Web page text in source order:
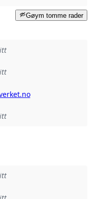
Gøym tomme rader